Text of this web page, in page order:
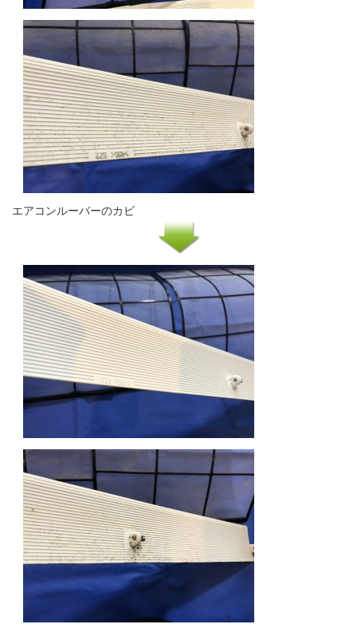
エアコンルーバーのカビ